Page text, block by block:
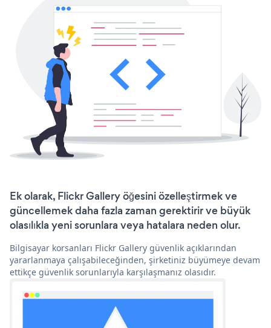
Ek olarak, Flickr Gallery öğesini özelleştirmek ve
güncellemek daha fazla zaman gerektirir ve büyük
olasılıkla yeni sorunlara veya hatalara neden olur.
Bilgisayar korsanları Flickr Gallery güvenlik açıklarından
yararlanmaya çalışabileceğinden, şirketiniz büyümeye devam
ettikçe güvenlik sorunlarıyla karşılaşmanız olasıdır.